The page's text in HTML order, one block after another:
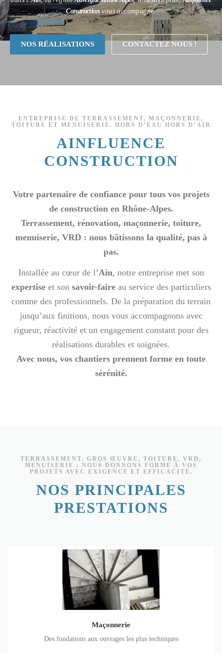
Constructionvous accompagne.
NOS RÉALISATIONS CONTACTEZ NOUS !
ENTREPRISE DE TERRASSEMENT, MAÇONNERIE,
TOITURE ET MENUISERIE. HORS D’EAU HORS D’AIR
AINFLUENCE
CONSTRUCTION
Votre partenaire de confiance pour tous vos projets
de construction en Rhône-Alpes.
Terrassement, rénovation, maçonnerie, toiture,
menuiserie, VRD : nous bâtissons la qualité, pas à
pas.
Installée au cœur de l’Ain, notre entreprise met son
expertiseet son savoir-faireau service des particuliers
comme des professionnels. De la préparation du terrain
jusqu’aux finitions, nous vous accompagnons avec
rigueur, réactivité et un engagement constant pour des
réalisations durables et soignées.
Avec nous, vos chantiers prennent forme en toute
sérénité.
TERRASSEMENT, GROS ŒUVRE, TOITURE, VRD,
MENUISERIE : NOUS DONNONS FORME À VOS
PROJETS AVEC EXIGENCE ET EFFICACITÉ.
NOS PRINCIPALES
PRESTATIONS
Maçonnerie
Maçonnerie
Des fondations aux ouvrages les plus techniques